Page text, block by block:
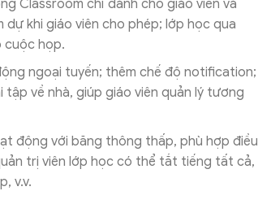
Classroom chỉ dành cho giáo viên và
khi giáo viên cho phép; lớp học qua
cuộc họp.
ngoại tuyến; thêm chế độ notification;
tập về nhà, giúp giáo viên quản lý tương
động với băng thông thấp, phù hợp điều
trị viên lớp học có thể tắt tiếng tất cả,
v.v.